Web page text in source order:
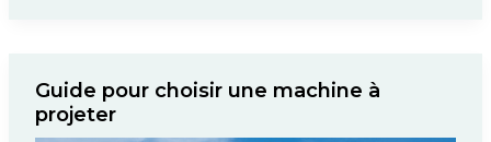
Guide pour choisir une machine à
projeter